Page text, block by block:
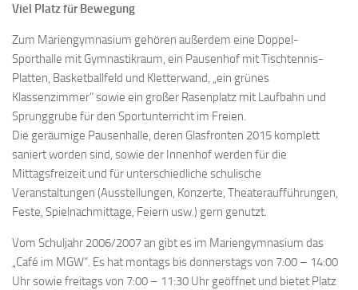
Viel Platz für Bewegung
Zum Mariengymnasium gehören außerdem eine Doppel-
Sporthalle mit Gymnastikraum, ein Pausenhof mit Tischtennis-
Platten, Basketballfeld und Kletterwand, „ein grünes
Klassenzimmer“ sowie ein großer Rasenplatz mit Laufbahn und
Sprunggrube für den Sportunterricht im Freien.
Die geräumige Pausenhalle, deren Glasfronten 2015 komplett
saniert worden sind, sowie der Innenhof werden für die
Mittagsfreizeit und für unterschiedliche schulische
Veranstaltungen (Ausstellungen, Konzerte, Theateraufführungen,
Feste, Spielnachmittage, Feiern usw.) gern genutzt.
Vom Schuljahr 2006/2007 an gibt es im Mariengymnasium das
„Café im MGW“. Es hat montags bis donnerstags von 7:00 – 14:00
Uhr sowie freitags von 7:00 – 11:30 Uhr geöffnet und bietet Platz